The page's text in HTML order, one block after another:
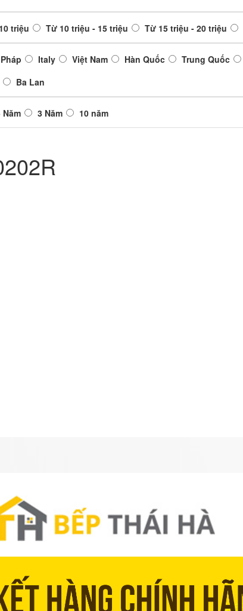
triệu Từ 10 triệu - 15 triệu Từ 15 triệu - 20 triệu
Pháp Italy Việt Nam Hàn Quốc Trung Quốc
Ba Lan
Năm 3 Năm 10 năm